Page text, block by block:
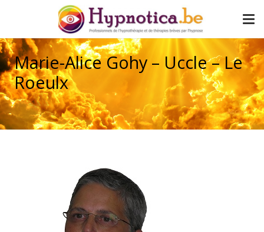
Marie-Alice Gohy – Uccle – Le
Roeulx
Accueil